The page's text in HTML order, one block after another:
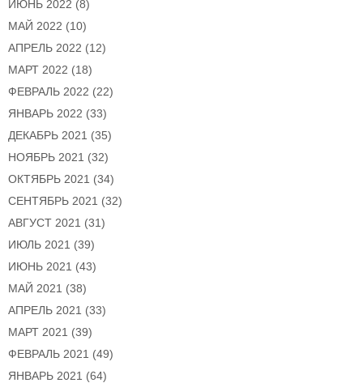
ИЮНЬ 2022 (8)
МАЙ 2022 (10)
АПРЕЛЬ 2022 (12)
МАРТ 2022 (18)
ФЕВРАЛЬ 2022 (22)
ЯНВАРЬ 2022 (33)
ДЕКАБРЬ 2021 (35)
НОЯБРЬ 2021 (32)
ОКТЯБРЬ 2021 (34)
СЕНТЯБРЬ 2021 (32)
АВГУСТ 2021 (31)
ИЮЛЬ 2021 (39)
ИЮНЬ 2021 (43)
МАЙ 2021 (38)
АПРЕЛЬ 2021 (33)
МАРТ 2021 (39)
ФЕВРАЛЬ 2021 (49)
ЯНВАРЬ 2021 (64)